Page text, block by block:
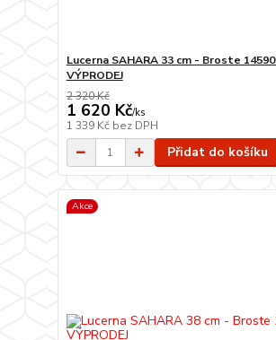
Lucerna SAHARA 33 cm - Broste
VÝPRODEJ
2 320 Kč
1 620 Kč/ks
1 339 Kč bez DPH
Přidat do košíku
Akce